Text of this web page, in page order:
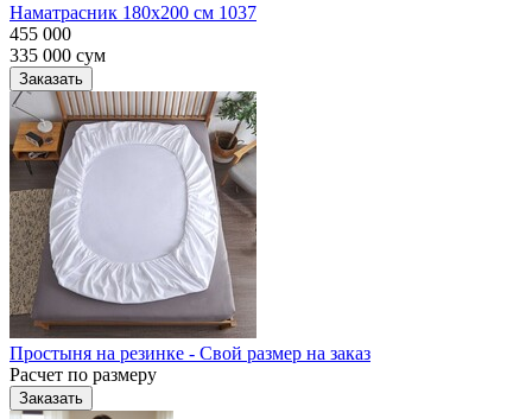
Наматрасник 180х200 см 1037
455 000
335 000 сум
Заказать
Простыня на резинке - Свой размер на заказ
Расчет по размеру
Заказать